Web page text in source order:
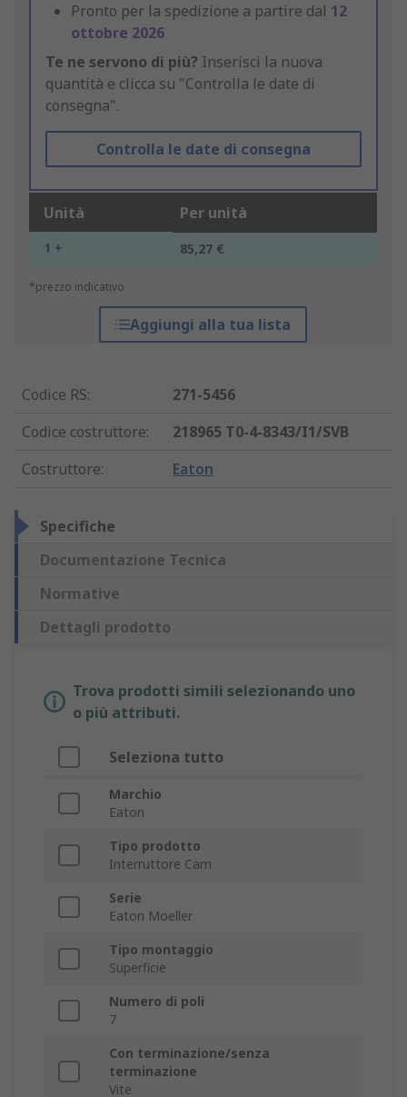
Pronto per la spedizione a partire dal 12
ottobre 2026
Te ne servono di più? Inserisci la nuova
quantità e clicca su "Controlla le date di
consegna".
Controlla le date di consegna
Unità Per unità
1 + 85,27 €
*prezzo indicativo
Aggiungi alla tua lista
Codice RS:
271-5456
Codice costruttore:
218965 T0-4-8343/I1/SVB
Costruttore: Eaton
Specifiche
Documentazione Tecnica
Normative
Dettagli prodotto
Trova prodotti simili selezionando uno
o più attributi.
Seleziona tutto
Marchio
Eaton
Tipo prodotto
Interruttore Cam
Serie
Eaton Moeller
Tipo montaggio
Superficie
Numero di poli
7
Con terminazione/senza
terminazione
Vite